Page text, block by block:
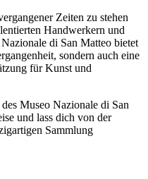
Zeiten zu stehen
Handwerkern und
di San Matteo bietet
sondern auch eine
für Kunst und
Museo Nazionale di San
und lass dich von der
Sammlung